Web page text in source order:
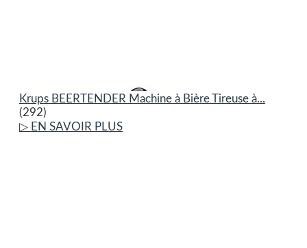
Krups BEERTENDER Machine à Bière Tireuse à...
(292)
▷ EN SAVOIR PLUS